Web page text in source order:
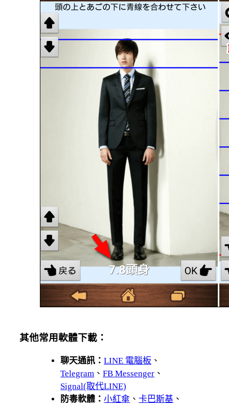
其他常用軟體下載：
聊天通訊：LINE 電腦板 、
Telegram 、FB Messenger 、
Signal(取代LINE)
防毒軟體：小紅傘 、卡巴斯基 、